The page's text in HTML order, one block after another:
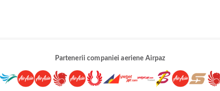
Partenerii companiei aeriene Airpaz